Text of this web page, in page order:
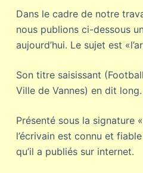
n
u
Dans le cadre de notre
nous publions ci-dessous
aujourd’hui. Le sujet est
Son titre saisissant
Ville de Vannes) en dit long.
Présenté sous la signature
l’écrivain est connu et
qu’il a publiés sur internet.